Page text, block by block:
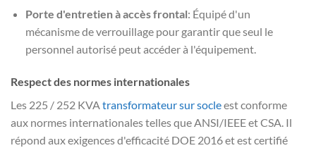
Porte d'entretien à accès frontal: Équipé d'un
mécanisme de verrouillage pour garantir que seul le
personnel autorisé peut accéder à l'équipement.
Respect des normes internationales
Les 225 / 252 KVAtransformateur sur socleest conforme
aux normes internationales telles que ANSI/IEEE et CSA. Il
répond aux exigences d'efficacité DOE 2016 et est certifié